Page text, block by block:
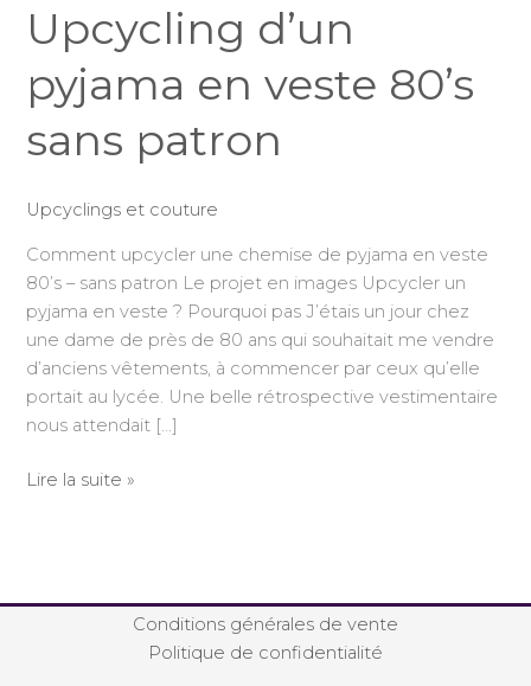
Upcycling d’un
pyjama en veste 80’s
sans patron
Upcyclings et couture
Comment upcycler une chemise de pyjama en veste
80’s – sans patron Le projet en images Upcycler un
pyjama en veste ? Pourquoi pas J’étais un jour chez
une dame de près de 80 ans qui souhaitait me vendre
d’anciens vêtements, à commencer par ceux qu’elle
portait au lycée. Une belle rétrospective vestimentaire
nous attendait […]
Lire la suite »
Conditions générales de vente
Politique de confidentialité